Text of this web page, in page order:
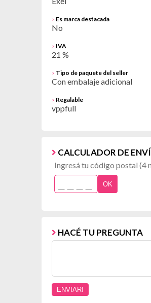
> Es marca destacada
No
> IVA
21 %
> Tipo de paquete del seller
Con embalaje adicional
> Regalable
vppfull
CALCULADOR DE
Ingresá tu código postal (4
OK
HACÉ TU PREGUNTA